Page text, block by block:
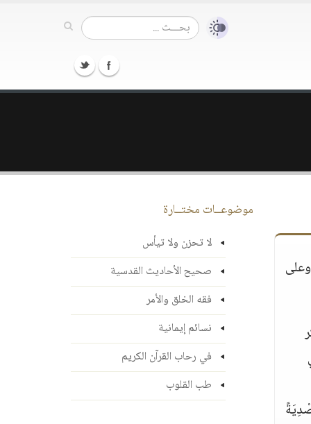
موضوعــات مختــارة
لا تحزن ولا تيأس
صحيح الأحاديث القدسية
فقه الخلق والأمر
نسائم إيمانية
في رحاب القرآن الكريم
طب القلوب